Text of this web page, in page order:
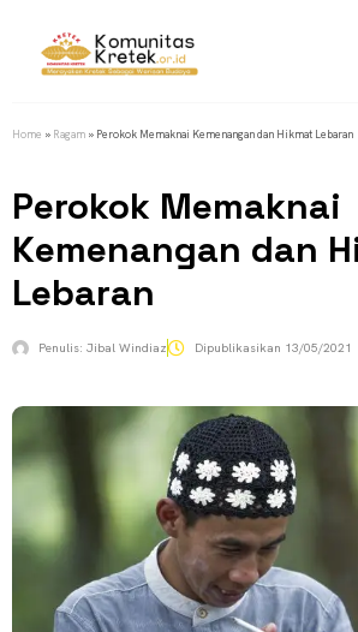
Home » Ragam » Perokok Memaknai Kemenangan dan Hikmat Lebaran
Perokok Memaknai
Kemenangan dan
Lebaran
Penulis: Jibal Windiaz Dipublikasikan 13/05/2021